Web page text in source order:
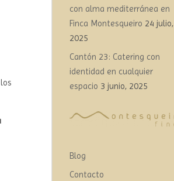
con alma mediterránea en
Finca Montesqueiro 24 julio,
2025
Cantón 23: Catering con
identidad en cualquier
espacio 3 junio, 2025
Blog
Contacto